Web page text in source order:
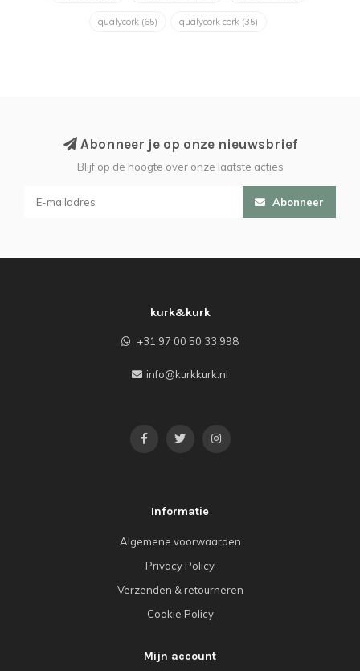
qualycork (65) qualycork cork (35)
Abonneer je op onze nieuwsbrief
Blijf op de hoogte over onze laatste acties
Abonneer
kurk&kurk
+31 97 00 50 33 998
info@kurkkurk.nl
Informatie
Algemene voorwaarden
Privacy Policy
Verzenden & retourneren
Cookie Policy
Mijn account